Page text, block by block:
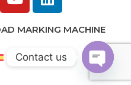
MARKING MACHINE
Contact us
Open